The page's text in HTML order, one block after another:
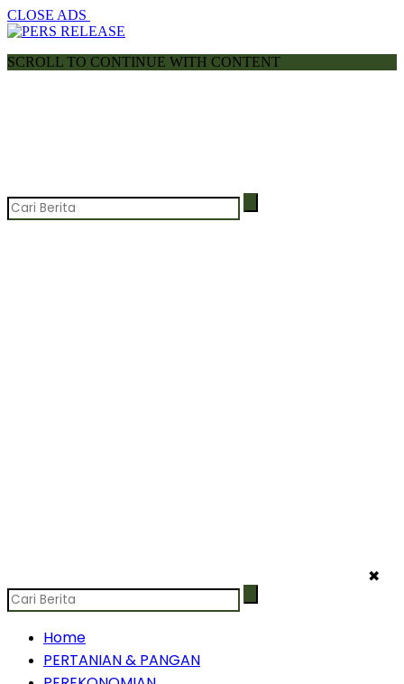
CLOSE ADS
SCROLL TO CONTINUE WITH CONTENT
✖
Home
PERTANIAN & PANGAN